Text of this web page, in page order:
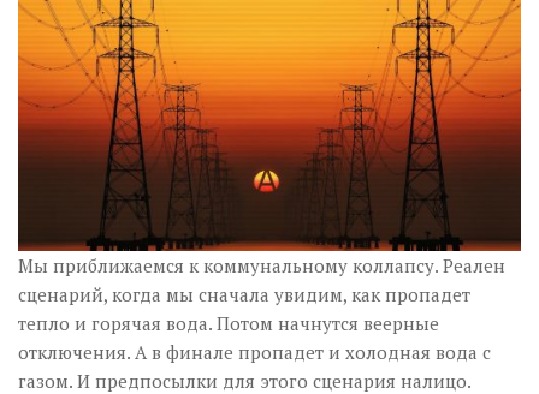
Візуальне
Научпоп
Головне
Inter/antinational
Мы приближаемся к коммунальному коллапсу. Реален
сценарий, когда мы сначала увидим, как пропадет
тепло и горячая вода. Потом начнутся веерные
отключения. А в финале пропадет и холодная вода с
газом. И предпосылки для этого сценария налицо.